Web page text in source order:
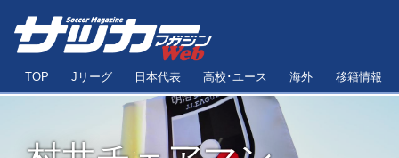
TOP Jリーグ 日本代表 高校･ユース 海外 移籍情報